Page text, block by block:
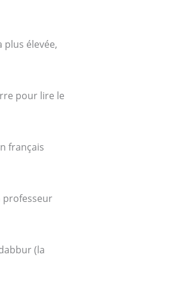
plus élevée,
pour lire le
français
professeur
(la